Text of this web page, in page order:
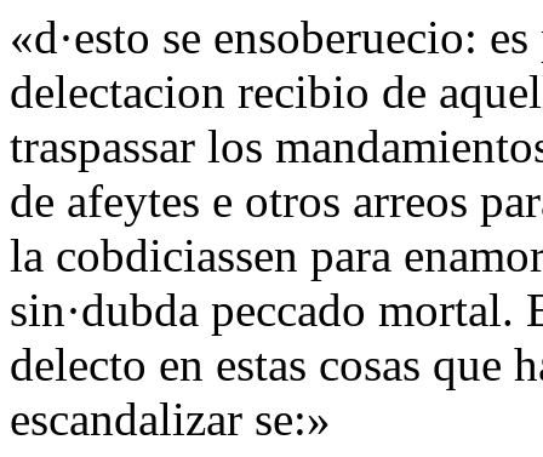
«d·esto se ensoberuecio:
delectacion recibio de
traspassar los
de afeytes e otros arreos
la cobdiciassen para
sin·dubda peccado mortal.
delecto en estas cosas que
escandalizar se:»